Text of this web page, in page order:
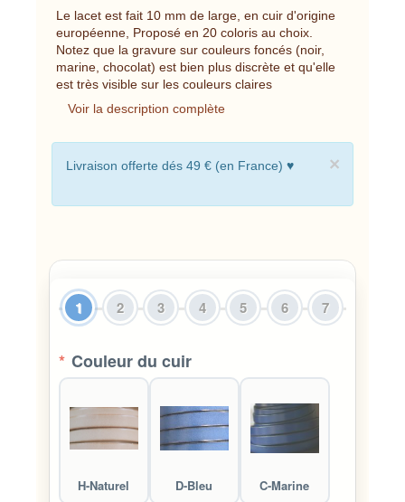
Le lacet est fait 10 mm de large, en cuir d'origine
européenne, Proposé en 20 coloris au choix.
Notez que la gravure sur couleurs foncés (noir,
marine, chocolat) est bien plus discrète et qu'elle
est très visible sur les couleurs claires
Voir la description complète
×
Livraison offerte dés 49 € (en France) ♥
1 2 3 4 5 6 7
* Couleur du cuir
H-Naturel D-Bleu C-Marine